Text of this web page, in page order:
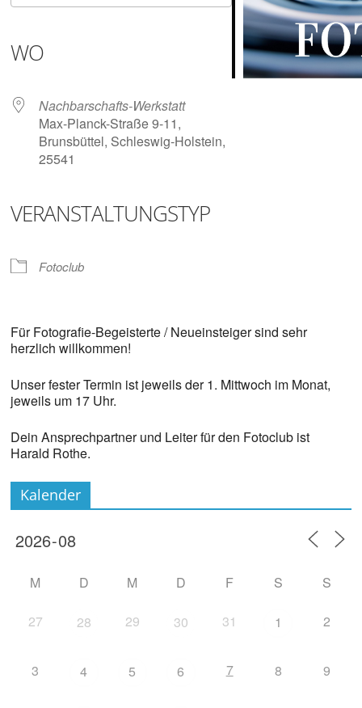
Outlook Live
WO
Nachbarschafts-Werkstatt
Max-Planck-Straße 9-11,
Brunsbüttel, Schleswig-Holstein,
25541
VERANSTALTUNGSTYP
Fotoclub
Für Fotografie-Begeisterte / Neueinsteiger sind sehr
herzlich willkommen!
Unser fester Termin ist jeweils der 1. Mittwoch im Monat,
jeweils um 17 Uhr.
Dein Ansprechpartner und Leiter für den Fotoclub ist
Harald Rothe.
Kalender
M D M D F S S
27 28 29 30 31 1 2
3 4 5 6 7 8 9